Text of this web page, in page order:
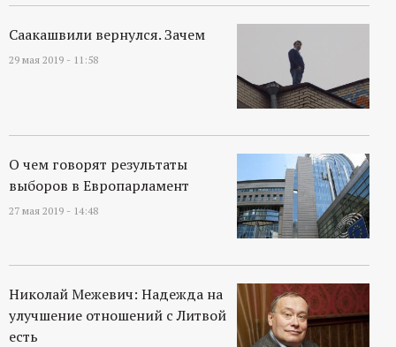
Саакашвили вернулся. Зачем
29 мая 2019 - 11:58
О чем говорят результаты
выборов в Европарламент
27 мая 2019 - 14:48
Николай Межевич: Надежда на
улучшение отношений с Литвой
есть